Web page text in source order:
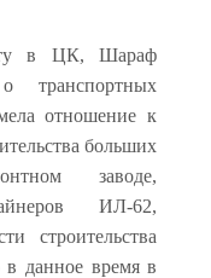
в ЦК, Шараф
транспортных
отношение к
больших
заводе,
ИЛ-62,
строительства
в данное время в